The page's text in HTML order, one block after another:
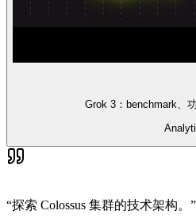
Grok 3：benchmark、
“探索 Colossus 集群的技术架构。 ”